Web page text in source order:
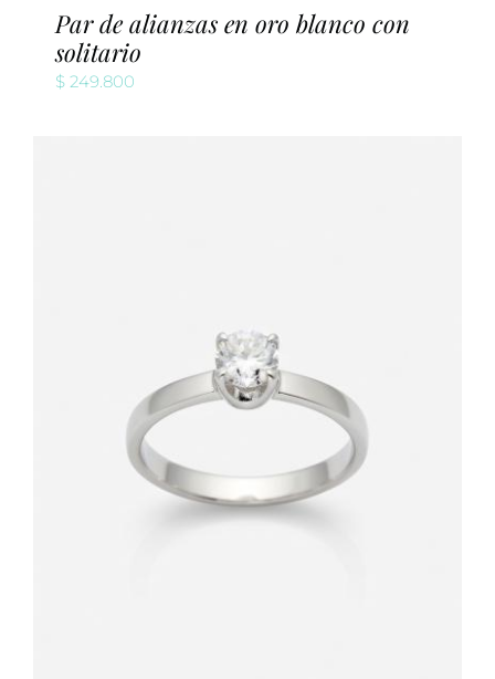
Par de alianzas en oro blanco con
solitario
$ 249.800